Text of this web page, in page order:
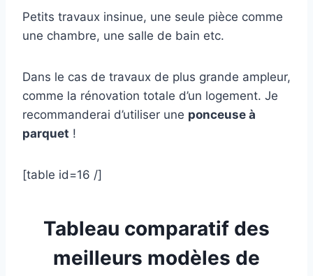
Petits travaux insinue, une seule pièce comme
une chambre, une salle de bain etc.
Dans le cas de travaux de plus grande ampleur,
comme la rénovation totale d’un logement. Je
recommanderai d’utiliser une ponceuse à
parquet !
[table id=16 /]
Tableau comparatif des
meilleurs modèles de